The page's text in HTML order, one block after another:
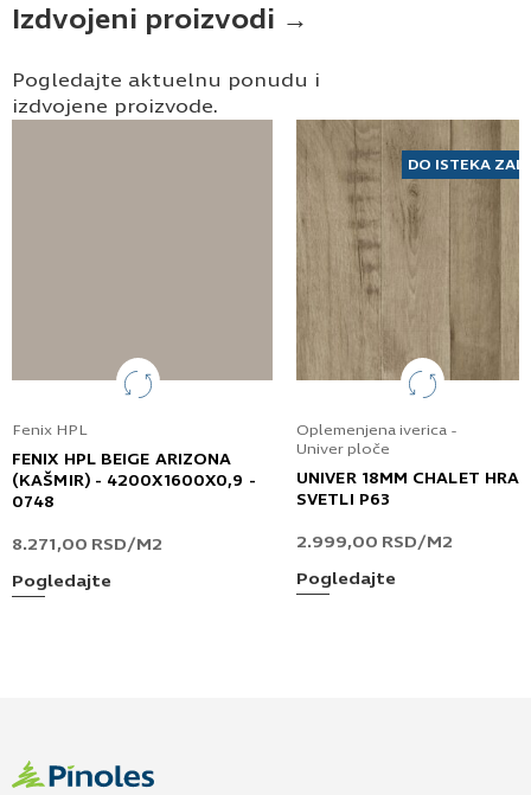
Izdvojeni proizvodi →
Pogledajte aktuelnu ponudu i
izdvojene proizvode.
Fenix HPL
FENIX HPL BEIGE ARIZONA
(KAŠMIR) - 4200X1600X0,9 -
0748
8.271,00 RSD/M2
Pogledajte
DO ISTEKA
Oplemenjena iverica -
Univer ploče
UNIVER 18MM CHALET
SVETLI P63
2.999,00 RSD/M2
Pogledajte